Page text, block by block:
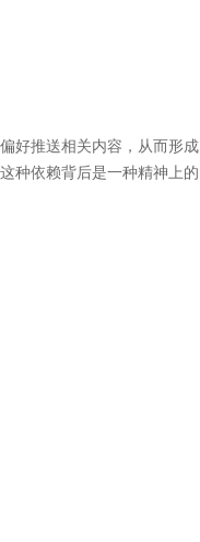
好推送相关内容，从而形成
种依赖背后是一种精神上的